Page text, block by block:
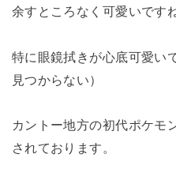
余すところなく可愛いですね
特に眼鏡拭きが心底可愛い
見つからない）
カントー地方の初代ポケモ
されております。